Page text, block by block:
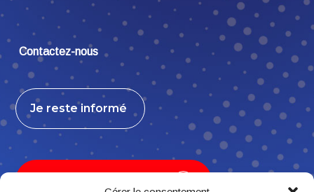
Contactez-nous
Je reste informé